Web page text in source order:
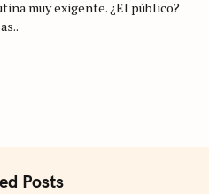
muy exigente. ¿El público?
Posts